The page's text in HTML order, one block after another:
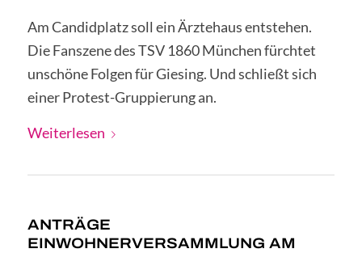
Am Candidplatz soll ein Ärztehaus entstehen.
Die Fanszene des TSV 1860 München fürchtet
unschöne Folgen für Giesing. Und schließt sich
einer Protest-Gruppierung an.
Weiterlesen
ANTRÄGE
EINWOHNERVERSAMMLUNG AM